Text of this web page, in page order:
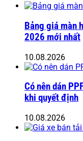
Bảng giá màn
2026 mới nhất
10.08.2026
Có nên dán
khi quyết định
10.08.2026